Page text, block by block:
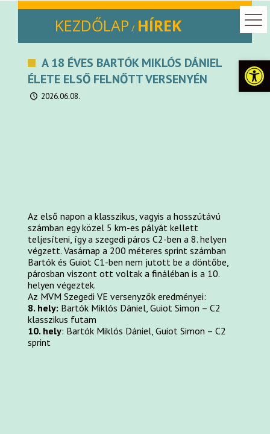
KEZDŐLAP / HÍREK
A 18 ÉVES BARTÓK MIKLÓS DÁNIEL
ÉLETE ELSŐ FELNŐTT VERSENYÉN
2026.06.08.
Az első napon a klasszikus, vagyis a hosszútávú
számban egy közel 5 km-es pályát kellett
teljesíteni, így a szegedi páros C2-ben a 8. helyen
végzett. Vasárnap a 200 méteres sprint számban
Bartók és Guiot C1-ben nem jutott be a döntőbe,
párosban viszont ott voltak a fináléban is a 10.
helyen végeztek.
Az MVM Szegedi VE versenyzők eredményei:
8. hely: Bartók Miklós Dániel, Guiot Simon – C2
klasszikus futam
10. hely: Bartók Miklós Dániel, Guiot Simon – C2
sprint